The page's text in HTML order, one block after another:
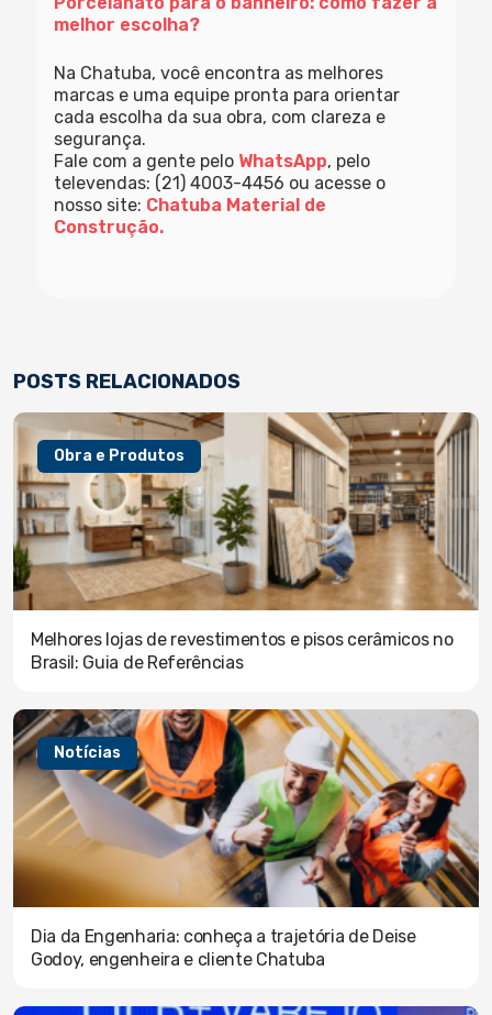
melhor escolha?
Na Chatuba, você encontra as melhores
marcas e uma equipe pronta para orientar
cada escolha da sua obra, com clareza e
segurança.
Fale com a gente pelo WhatsApp, pelo
televendas: (21) 4003-4456 ou acesse o
nosso site: Chatuba Material de
Construção.
POSTS RELACIONADOS
Obra e Produtos
Melhores lojas de revestimentos e pisos cerâmicos no
Brasil: Guia de Referências
Notícias
Dia da Engenharia: conheça a trajetória de Deise
Godoy, engenheira e cliente Chatuba